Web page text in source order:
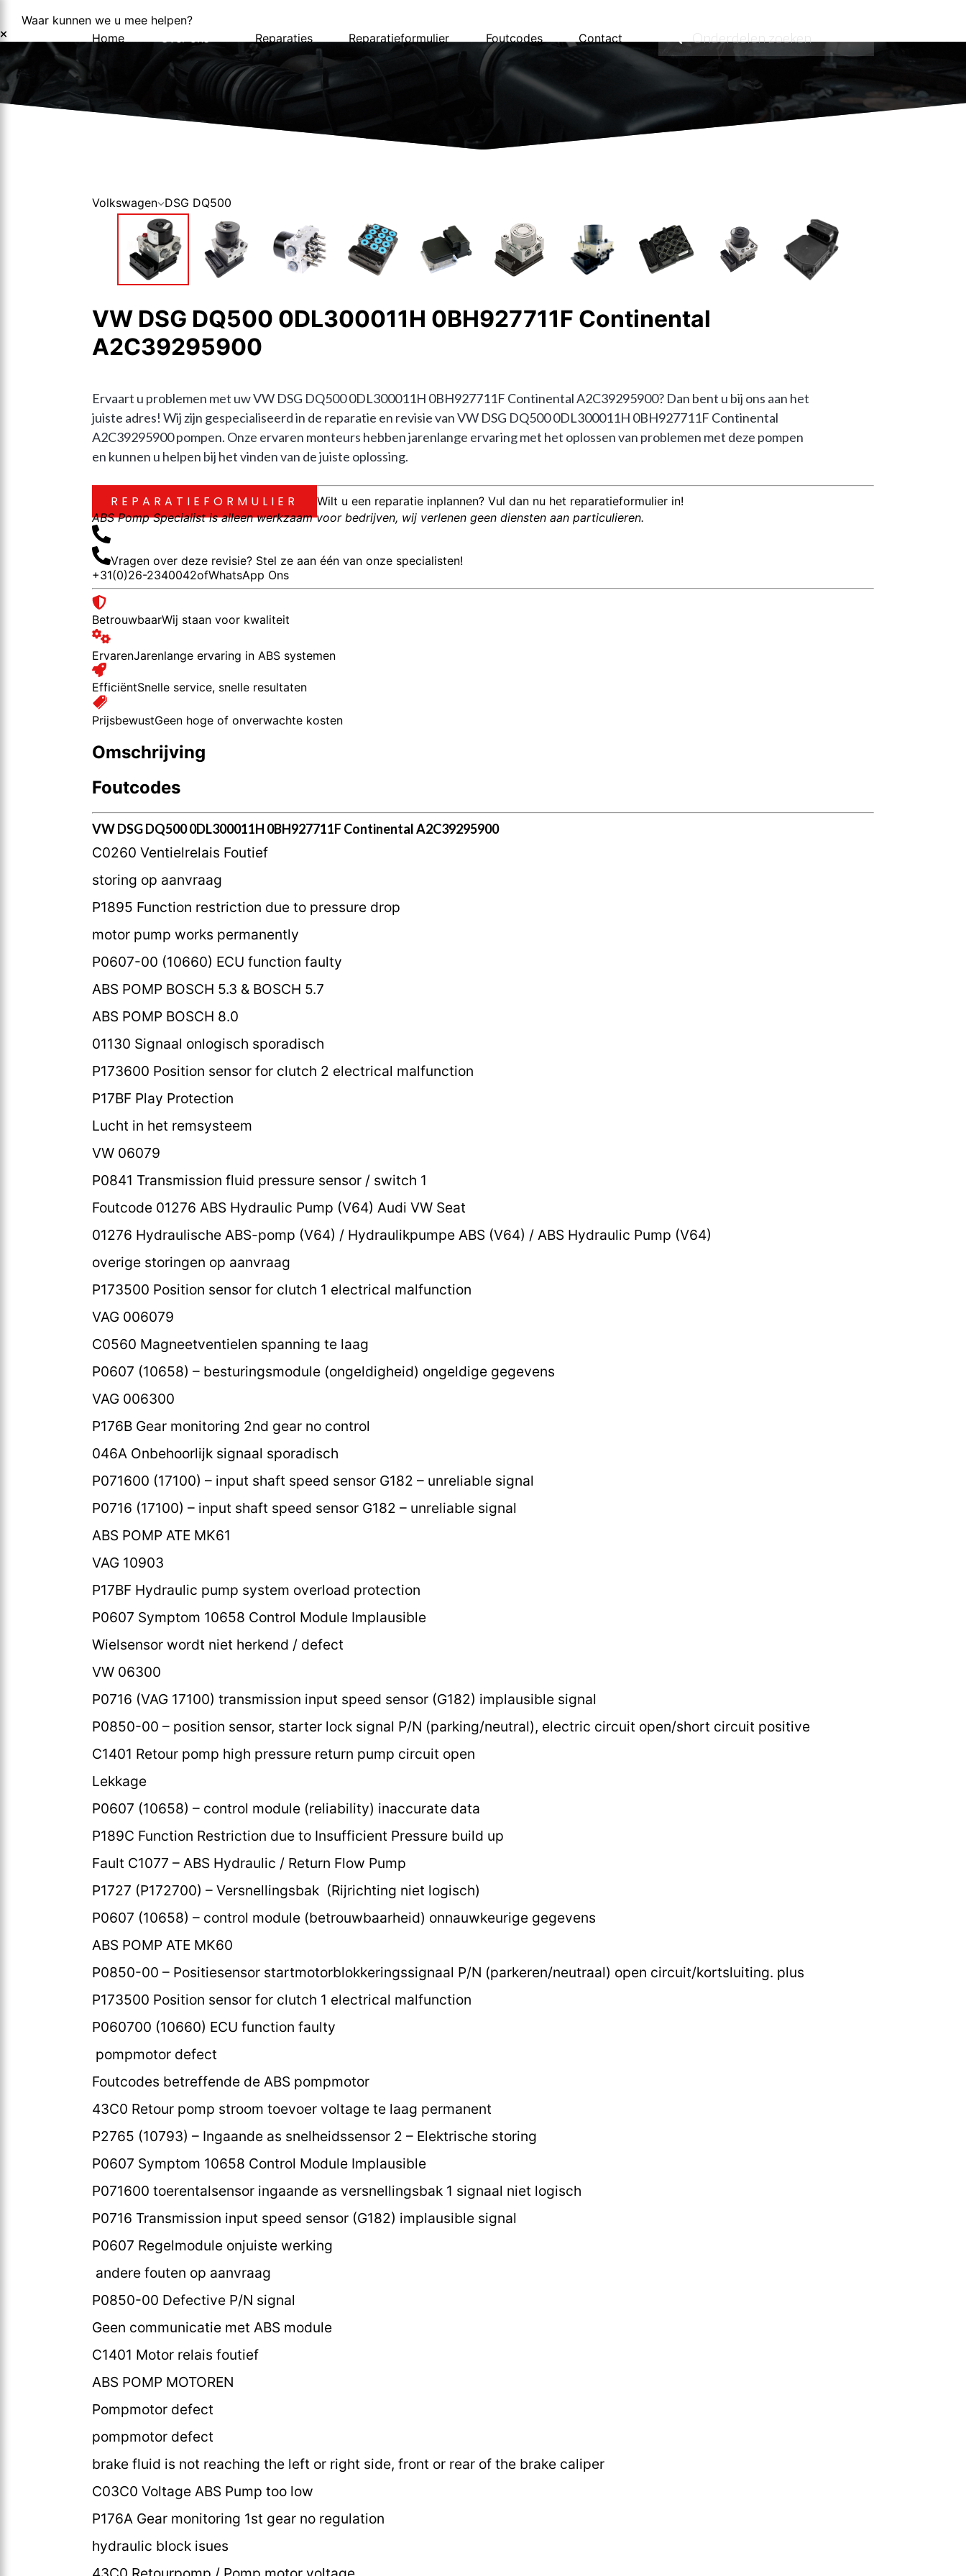
Waar kunnen we u mee helpen?
Home
Reparaties Reparatieformulier Foutcodes Contact
Volkswagen DSG DQ500
VW DSG DQ500 0DL300011H 0BH927711F Continental
A2C39295900
Ervaart u problemen met uw VW DSG DQ500 0DL300011H 0BH927711F Continental A2C39295900? Dan bent u bij ons aan het
juiste adres! Wij zijn gespecialiseerd in de reparatie en revisie van VW DSG DQ500 0DL300011H 0BH927711F Continental
A2C39295900 pompen. Onze ervaren monteurs hebben jarenlange ervaring met het oplossen van problemen met deze pompen
en kunnen u helpen bij het vinden van de juiste oplossing.
REPARATIEFORMULIER
Wilt u een reparatie inplannen? Vul dan nu het reparatieformulier in!
ABS Pomp Specialist is alleen werkzaam voor bedrijven, wij verlenen geen diensten aan particulieren.
Vragen over deze revisie? Stel ze aan één van onze specialisten!
+31(0)26-2340042ofWhatsApp Ons
BetrouwbaarWij staan voor kwaliteit
ErvarenJarenlange ervaring in ABS systemen
EfficiëntSnelle service, snelle resultaten
PrijsbewustGeen hoge of onverwachte kosten
Omschrijving
Foutcodes
VW DSG DQ500 0DL300011H 0BH927711F Continental A2C39295900
C0260 Ventielrelais Foutief
storing op aanvraag
P1895 Function restriction due to pressure drop
motor pump works permanently
P0607-00 (10660) ECU function faulty
ABS POMP BOSCH 5.3 & BOSCH 5.7
ABS POMP BOSCH 8.0
01130 Signaal onlogisch sporadisch
P173600 Position sensor for clutch 2 electrical malfunction
P17BF Play Protection
Lucht in het remsysteem
VW 06079
P0841 Transmission fluid pressure sensor / switch 1
Foutcode 01276 ABS Hydraulic Pump (V64) Audi VW Seat
01276 Hydraulische ABS-pomp (V64) / Hydraulikpumpe ABS (V64) / ABS Hydraulic Pump (V64)
overige storingen op aanvraag
P173500 Position sensor for clutch 1 electrical malfunction
VAG 006079
C0560 Magneetventielen spanning te laag
P0607 (10658) – besturingsmodule (ongeldigheid) ongeldige gegevens
VAG 006300
P176B Gear monitoring 2nd gear no control
046A Onbehoorlijk signaal sporadisch
P071600 (17100) – input shaft speed sensor G182 – unreliable signal
P0716 (17100) – input shaft speed sensor G182 – unreliable signal
ABS POMP ATE MK61
VAG 10903
P17BF Hydraulic pump system overload protection
P0607 Symptom 10658 Control Module Implausible
Wielsensor wordt niet herkend / defect
VW 06300
P0716 (VAG 17100) transmission input speed sensor (G182) implausible signal
P0850-00 – position sensor, starter lock signal P/N (parking/neutral), electric circuit open/short circuit positive
C1401 Retour pomp high pressure return pump circuit open
Lekkage
P0607 (10658) – control module (reliability) inaccurate data
P189C Function Restriction due to Insufficient Pressure build up
Fault C1077 – ABS Hydraulic / Return Flow Pump
P1727 (P172700) – Versnellingsbak (Rijrichting niet logisch)
P0607 (10658) – control module (betrouwbaarheid) onnauwkeurige gegevens
ABS POMP ATE MK60
P0850-00 – Positiesensor startmotorblokkeringssignaal P/N (parkeren/neutraal) open circuit/kortsluiting. plus
P173500 Position sensor for clutch 1 electrical malfunction
P060700 (10660) ECU function faulty
pompmotor defect
Foutcodes betreffende de ABS pompmotor
43C0 Retour pomp stroom toevoer voltage te laag permanent
P2765 (10793) – Ingaande as snelheidssensor 2 – Elektrische storing
P0607 Symptom 10658 Control Module Implausible
P071600 toerentalsensor ingaande as versnellingsbak 1 signaal niet logisch
P0716 Transmission input speed sensor (G182) implausible signal
P0607 Regelmodule onjuiste werking
andere fouten op aanvraag
P0850-00 Defective P/N signal
Geen communicatie met ABS module
C1401 Motor relais foutief
ABS POMP MOTOREN
Pompmotor defect
pompmotor defect
brake fluid is not reaching the left or right side, front or rear of the brake caliper
C03C0 Voltage ABS Pump too low
P176A Gear monitoring 1st gear no regulation
hydraulic block isues